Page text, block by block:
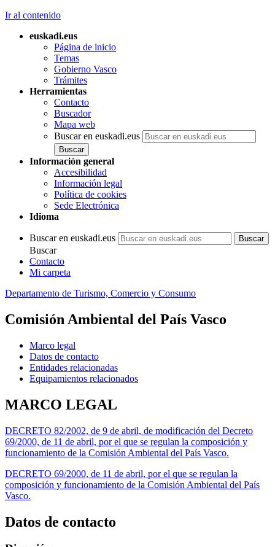
Ir al contenido
euskadi.eus
Página de inicio
Temas
Gobierno Vasco
Trámites
Herramientas
Contacto
Buscador
Mapa web
Buscar en euskadi.eus
Información general
Accesibilidad
Información legal
Política de cookies
Sede Electrónica
Idioma
Buscar en euskadi.eus
Buscar
Contacto
Mi carpeta
Departamento de Turismo, Comercio y Consumo
Comisión Ambiental del País Vasco
Marco legal
Datos de contacto
Entidades relacionadas
Equipamientos relacionados
MARCO LEGAL
DECRETO 82/2002, de 9 de abril, de modificación del Decreto
69/2000, de 11 de abril, por el que se regulan la composición y
funcionamiento de la Comisión Ambiental del País Vasco.
DECRETO 69/2000, de 11 de abril, por el que se regulan la
composición y funcionamiento de la Comisión Ambiental del País
Vasco.
Datos de contacto